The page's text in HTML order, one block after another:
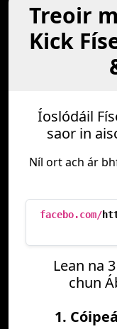
Treoir
Kick
Íoslódáil
saor in
Níl ort ach ár
facebo.com/
Lean na
chun
1.